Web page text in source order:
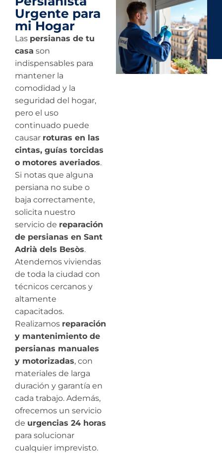
Urgente para
mi Hogar
Las persianas de tu
casa son
indispensables para
mantener la
comodidad y la
seguridad del hogar,
pero el uso
continuado puede
causar roturas en las
cintas, guías torcidas
o motores averiados.
Si notas que alguna
persiana no sube o
baja correctamente,
solicita nuestro
servicio de reparación
de persianas en Sant
Adrià dels Besòs.
Atendemos viviendas
de toda la ciudad con
técnicos cercanos y
altamente
capacitados.
Realizamos reparación
y mantenimiento de
persianas manuales
y motorizadas, con
materiales de larga
duración y garantía en
cada trabajo. Además,
ofrecemos un servicio
de urgencias 24 horas
para solucionar
cualquier imprevisto.